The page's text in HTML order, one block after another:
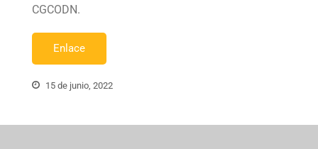
CGCODN.
Enlace
15 de junio, 2022